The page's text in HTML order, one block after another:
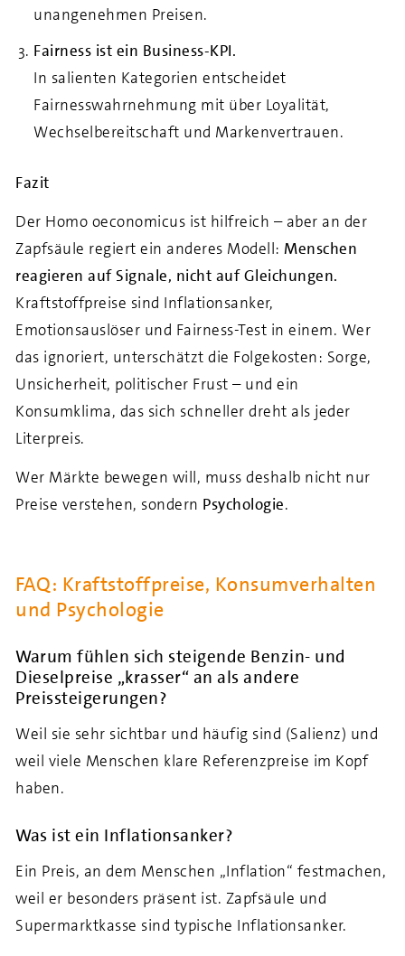
unangenehmen Preisen.
Fairness ist ein Business-KPI.
In salienten Kategorien entscheidet
Fairnesswahrnehmung mit über Loyalität,
Wechselbereitschaft und Markenvertrauen.
Fazit
Der Homo oeconomicus ist hilfreich – aber an der
Zapfsäule regiert ein anderes Modell: Menschen
reagieren auf Signale, nicht auf Gleichungen.
Kraftstoffpreise sind Inflationsanker,
Emotionsauslöser und Fairness-Test in einem. Wer
das ignoriert, unterschätzt die Folgekosten: Sorge,
Unsicherheit, politischer Frust – und ein
Konsumklima, das sich schneller dreht als jeder
Literpreis.
Wer Märkte bewegen will, muss deshalb nicht nur
Preise verstehen, sondern Psychologie.
FAQ: Kraftstoffpreise, Konsumverhalten
und Psychologie
Warum fühlen sich steigende Benzin- und
Dieselpreise „krasser“ an als andere
Preissteigerungen?
Weil sie sehr sichtbar und häufig sind (Salienz) und
weil viele Menschen klare Referenzpreise im Kopf
haben.
Was ist ein Inflationsanker?
Ein Preis, an dem Menschen „Inflation“ festmachen,
weil er besonders präsent ist. Zapfsäule und
Supermarktkasse sind typische Inflationsanker.